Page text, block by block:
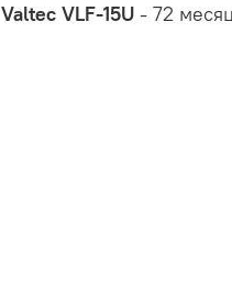
Valtec VLF-15U - 72